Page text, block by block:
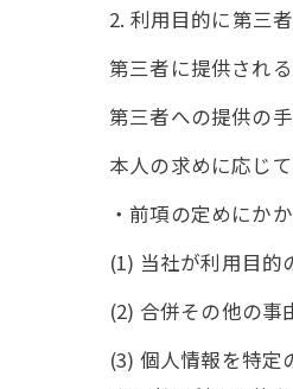
2. 利用目的に第三
第三者に提供され
第三者への提供の
本人の求めに応じ
・前項の定めにか
(1) 当社が利用目
(2) 合併その他の事
(3) 個人情報を特定